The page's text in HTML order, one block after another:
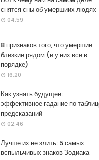
снятся сны об умершиих людях
04:59
8 признаков того, что умершие
близкие рядом (и у них все в
порядке)
16:20
Как узнать будущее:
эффективное гадание по
предсказаний
02:46
Лучше их не злить: 5 самых
вспыльчивых знаков Зодиака